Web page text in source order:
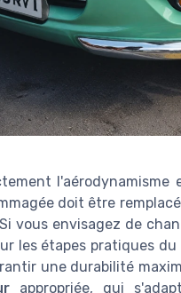
l'aérodynamisme
doit être
vous envisagez de
les étapes pratiques
une durabilité
appropriée, qui